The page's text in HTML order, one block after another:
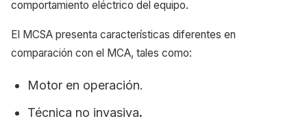
comportamiento eléctrico del equipo.
El MCSA presenta características diferentes en
comparación con el MCA, tales como:
Motor en operación.
Técnica no invasiva.